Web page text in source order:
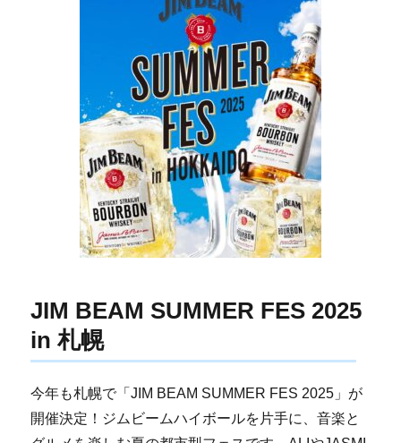
JIM BEAM SUMMER FES 2025
in 札幌
今年も札幌で「JIM BEAM SUMMER FES 2025」が
開催決定！ジムビームハイボールを片手に、音楽と